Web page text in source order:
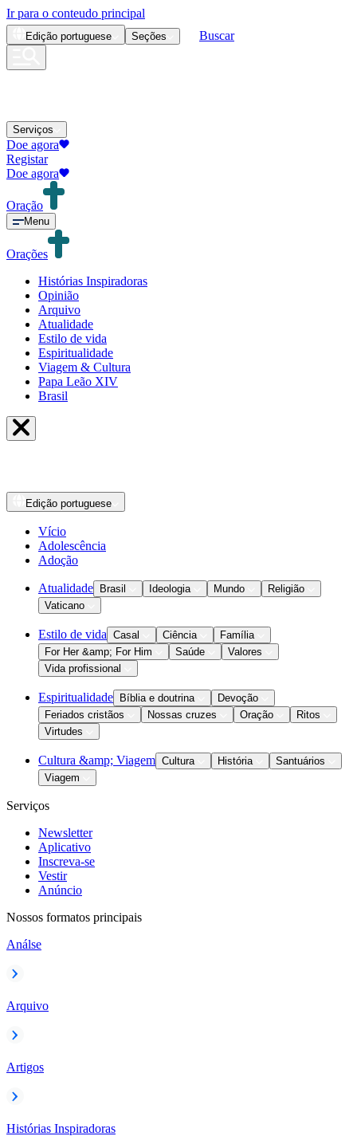
Ir para o conteudo principal
Edição portuguese Seções Buscar
Serviços
Doe agora
Registar
Doe agora
Oração
Menu
Orações
Histórias Inspiradoras
Opinião
Arquivo
Atualidade
Estilo de vida
Espiritualidade
Viagem & Cultura
Papa Leão XIV
Brasil
Edição portuguese
Vício
Adolescência
Adoção
Atualidade Brasil Ideologia Mundo
Religião
Vaticano
Estilo de vida Casal Ciência
Família
For Her &amp; For Him
Saúde
Valores
Vida profissional
Espiritualidade Bíblia e doutrina
Devoção
Feriados cristãos
Nossas cruzes Oração
Ritos
Virtudes
Cultura &amp; Viagem Cultura História
Santuários
Viagem
Serviços
Newsletter
Aplicativo
Inscreva-se
Vestir
Anúncio
Nossos formatos principais
Análse
Arquivo
Artigos
Histórias Inspiradoras